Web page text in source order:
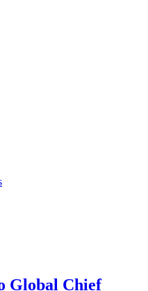
Global Chief